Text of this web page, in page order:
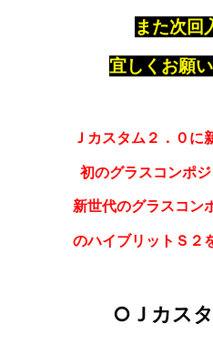
また次回
宜しくお願
Ｊカスタム２．０に
初のグラスコンポ
新世代のグラスコン
のハイブリットＳ２
○Ｊカス